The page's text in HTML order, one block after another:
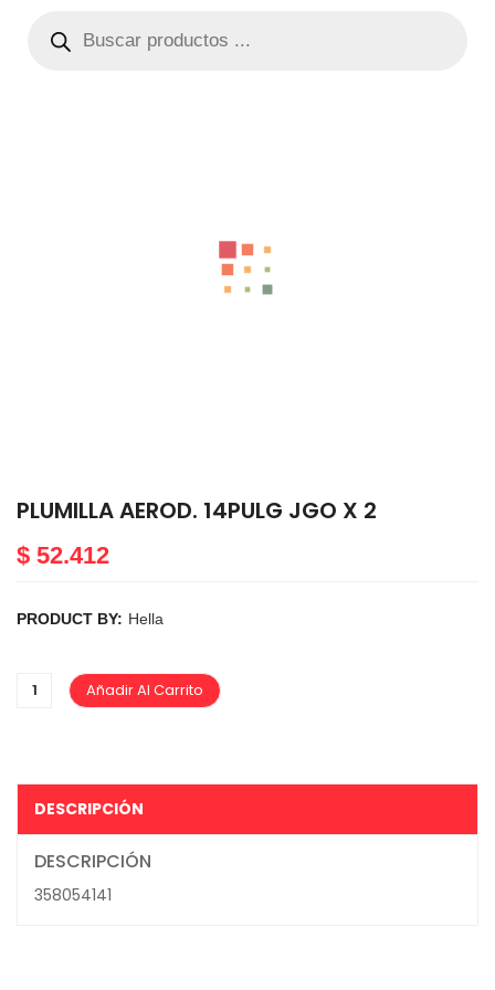
PLUMILLA AEROD. 14PULG JGO X 2
$ 52.412
PRODUCT BY: Hella
Añadir Al Carrito
DESCRIPCIÓN
DESCRIPCIÓN
358054141